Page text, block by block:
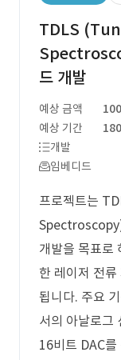
TDLS
드 개발
예상 금액
예상 기간
개발
임베디드
프로젝트는
개발을 목표로
한 레이저 전
됩니다. 주요
서의 아날로그
16비트 DAC